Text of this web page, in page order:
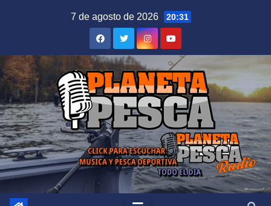
7 de agosto de 2026 20:31